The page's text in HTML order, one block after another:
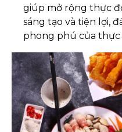
giúp mở rộng thực
sáng tạo và tiện lợi,
phong phú của thực